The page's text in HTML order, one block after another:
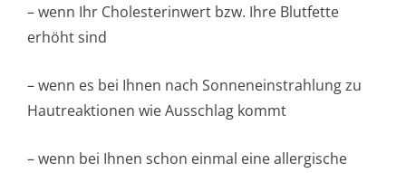
– wenn Ihr Cholesterinwert bzw. Ihre Blutfette
erhöht sind
– wenn es bei Ihnen nach Sonneneinstrahlung zu
Hautreaktionen wie Ausschlag kommt
– wenn bei Ihnen schon einmal eine allergische